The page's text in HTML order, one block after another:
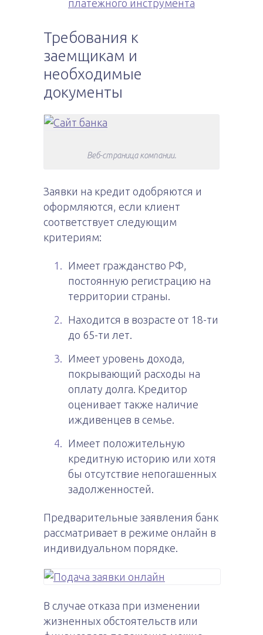
платежного инструмента
Требования к
заемщикам и
необходимые
документы
Веб-страница компании.
Заявки на кредит одобряются и
оформляются, если клиент
соответствует следующим
критериям:
Имеет гражданство РФ,
постоянную регистрацию на
территории страны.
Находится в возрасте от 18-ти
до 65-ти лет.
Имеет уровень дохода,
покрывающий расходы на
оплату долга. Кредитор
оценивает также наличие
иждивенцев в семье.
Имеет положительную
кредитную историю или хотя
бы отсутствие непогашенных
задолженностей.
Предварительные заявления банк
рассматривает в режиме онлайн в
индивидуальном порядке.
В случае отказа при изменении
жизненных обстоятельств или